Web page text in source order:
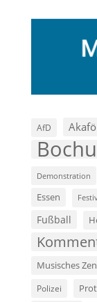
AfD Akafö
Demonstration
Essen
Fußball
Musisches
Polizei